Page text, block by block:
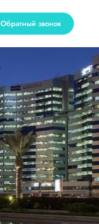
Обратный звонок